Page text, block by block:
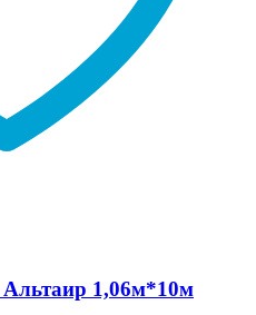
Альтаир 1,06м*10м